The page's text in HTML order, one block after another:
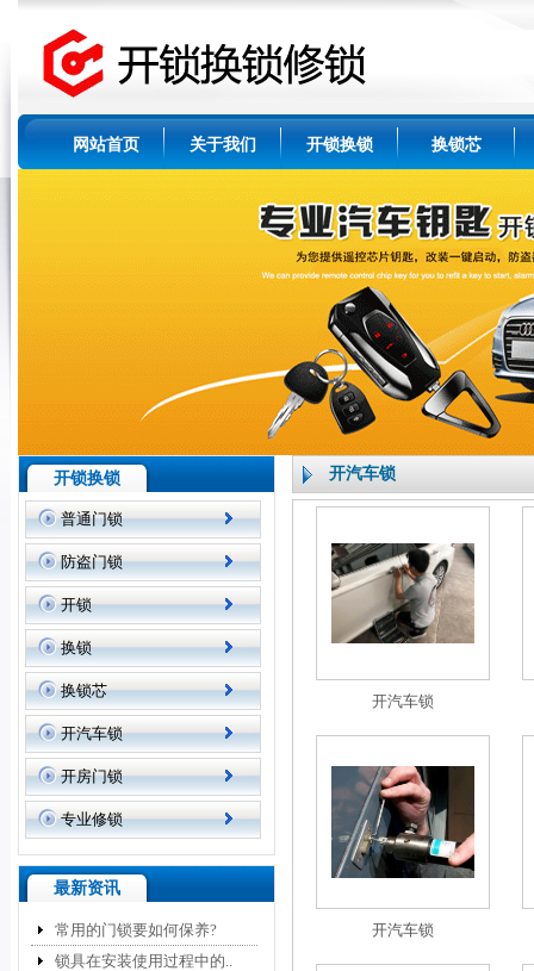
网站首页 关于我们 开锁换锁 换锁芯
开锁换锁
普通门锁
防盗门锁
开锁
换锁
换锁芯
开汽车锁
开房门锁
专业修锁
最新资讯
常用的门锁要如何保养?
锁具在安装使用过程中的..
开汽车锁
开汽车锁
开汽车锁